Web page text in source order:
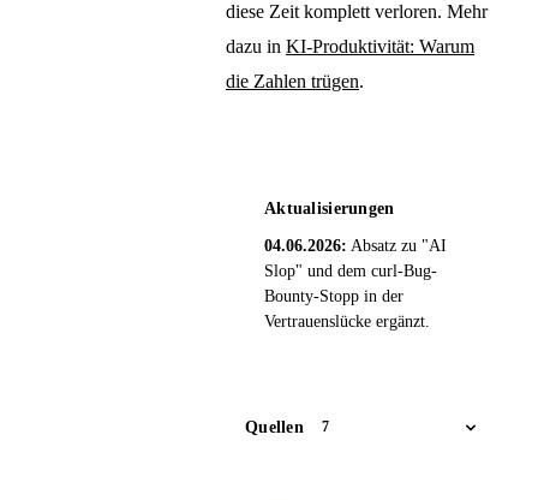
diese Zeit komplett verloren. Mehr
dazu in KI-Produktivität: Warum
die Zahlen trügen.
Aktualisierungen
04.06.2026: Absatz zu "AI
Slop" und dem curl-Bug-
Bounty-Stopp in der
Vertrauenslücke ergänzt.
Quellen 7